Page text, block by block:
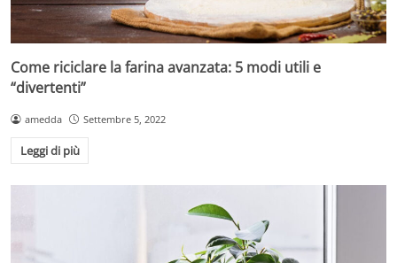
Come riciclare la farina avanzata: 5 modi utili e
“divertenti”
amedda Settembre 5, 2022
Leggi di più